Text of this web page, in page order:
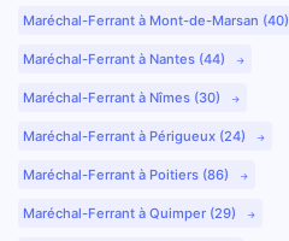
Maréchal-Ferrant à Mont-de-Marsan (40)
Maréchal-Ferrant à Nantes (44)
Maréchal-Ferrant à Nîmes (30)
Maréchal-Ferrant à Périgueux (24)
Maréchal-Ferrant à Poitiers (86)
Maréchal-Ferrant à Quimper (29)